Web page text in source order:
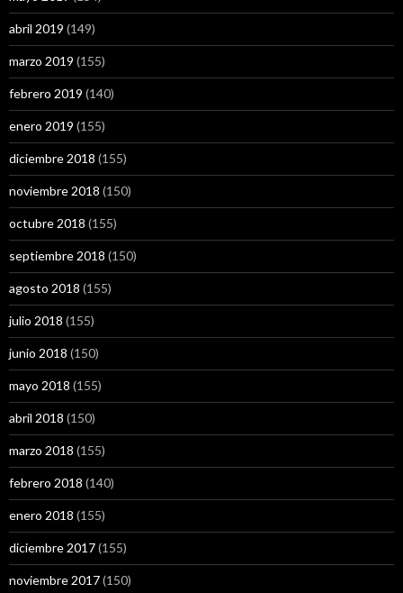
abril 2019 (149)
marzo 2019 (155)
febrero 2019 (140)
enero 2019 (155)
diciembre 2018 (155)
noviembre 2018 (150)
octubre 2018 (155)
septiembre 2018 (150)
agosto 2018 (155)
julio 2018 (155)
junio 2018 (150)
mayo 2018 (155)
abril 2018 (150)
marzo 2018 (155)
febrero 2018 (140)
enero 2018 (155)
diciembre 2017(155)
noviembre 2017(150)